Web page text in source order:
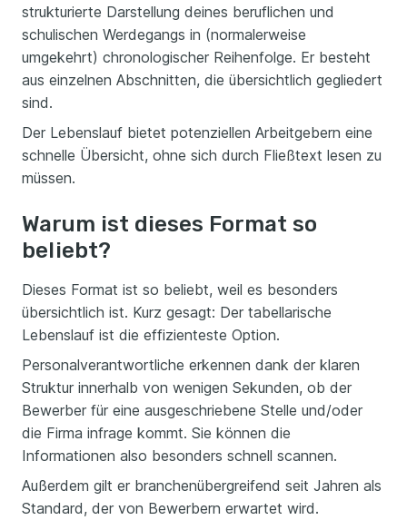
strukturierte Darstellung deines beruflichen und
schulischen Werdegangs in (normalerweise
umgekehrt) chronologischer Reihenfolge. Er besteht
aus einzelnen Abschnitten, die übersichtlich gegliedert
sind.
Der Lebenslauf bietet potenziellen Arbeitgebern eine
schnelle Übersicht, ohne sich durch Fließtext lesen zu
müssen.
Warum ist dieses Format so
beliebt?
Dieses Format ist so beliebt, weil es besonders
übersichtlich ist. Kurz gesagt: Der tabellarische
Lebenslauf ist die effizienteste Option.
Personalverantwortliche erkennen dank der klaren
Struktur innerhalb von wenigen Sekunden, ob der
Bewerber für eine ausgeschriebene Stelle und/oder
die Firma infrage kommt. Sie können die
Informationen also besonders schnell scannen.
Außerdem gilt er branchenübergreifend seit Jahren als
Standard, der von Bewerbern erwartet wird.